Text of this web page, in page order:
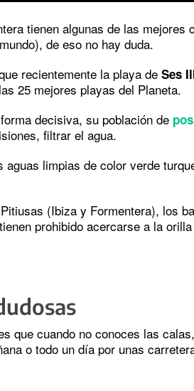
tienen algunas de las
de eso no hay duda.
recientemente la playa deSes
25 mejores playas del Planeta.
decisiva, su población de
filtrar el agua.
aguas limpias de color verde
(Ibiza y Formentera), los
prohibido acercarse a la
que cuando no conoces las
o todo un día por unas